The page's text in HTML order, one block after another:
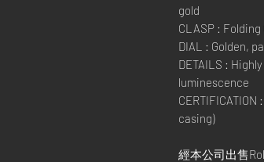
gold
CLASP :
DIAL : Golden,
DETAILS :
luminescence
casing)
經本公司出售